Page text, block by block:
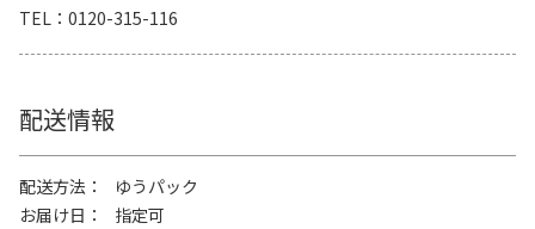
TEL
0120-315-116
配送情報
配送方法
ゆうパック
お届け日
指定可